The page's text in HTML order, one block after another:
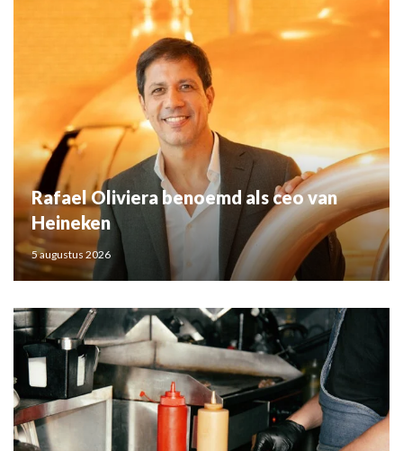
Rafael Oliviera benoemd als ceo van
Heineken
5 augustus 2026